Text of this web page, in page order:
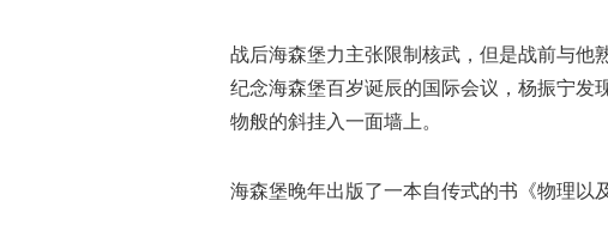
战后海森堡力主张限制核武，但是战前与他
纪念海森堡百岁诞辰的国际会议，杨振宁发
物般的斜挂入一面墙上。
海森堡晚年出版了一本自传式的书《物理以